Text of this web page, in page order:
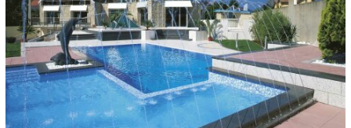
ARCHITECT:
Vogel T.P Scherwiller
BUILDER:
Palhes 67 Chatenois